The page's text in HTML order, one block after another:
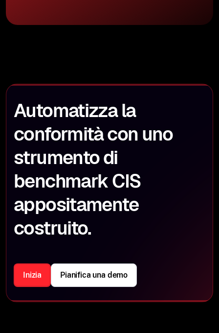
Automatizza la
conformità con uno
strumento di
benchmark CIS
appositamente
costruito.
Inizia Pianifica una demo